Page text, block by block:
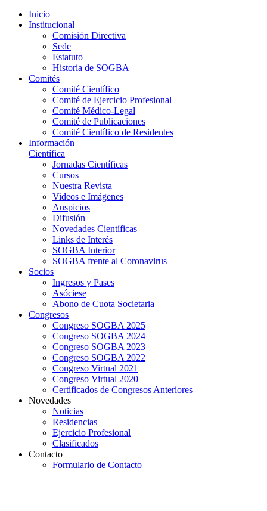
Inicio
Institucional
Comisión Directiva
Sede
Estatuto
Historia de SOGBA
Comités
Comité Científico
Comité de Ejercicio Profesional
Comité Médico-Legal
Comité de Publicaciones
Comité Científico de Residentes
Información
Científica
Jornadas Científicas
Cursos
Nuestra Revista
Videos e Imágenes
Auspicios
Difusión
Novedades Científicas
Links de Interés
SOGBA Interior
SOGBA frente al Coronavirus
Socios
Ingresos y Pases
Asóciese
Abono de Cuota Societaria
Congresos
Congreso SOGBA 2025
Congreso SOGBA 2024
Congreso SOGBA 2023
Congreso SOGBA 2022
Congreso Virtual 2021
Congreso Virtual 2020
Certificados de Congresos Anteriores
Novedades
Noticias
Residencias
Ejercicio Profesional
Clasificados
Contacto
Formulario de Contacto